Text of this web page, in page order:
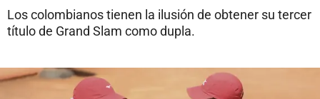
Los colombianos tienen la ilusión de obtener su tercer
título de Grand Slam como dupla.